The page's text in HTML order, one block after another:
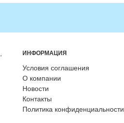
ИНФОРМАЦИЯ
Условия соглашения
О компании
Новости
Контакты
Политика конфиденциальности